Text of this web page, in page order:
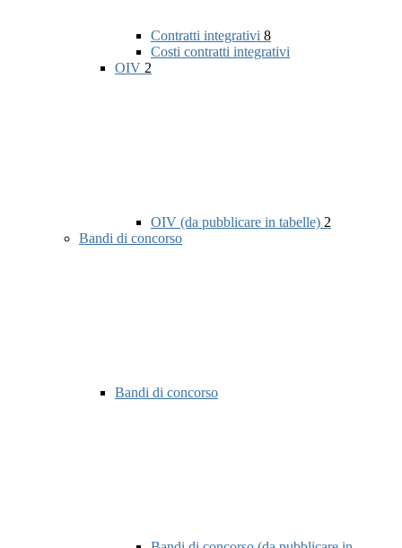
Contratti integrativi 8
Costi contratti integrativi
OIV 2
OIV (da pubblicare in tabelle) 2
Bandi di concorso
Bandi di concorso